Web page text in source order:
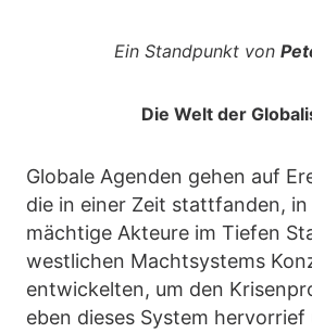
Ein Standpunkt von
Die Welt der
Globale Agenden gehen auf
die in einer Zeit stattfanden,
mächtige Akteure im Tiefen
westlichen Machtsystems
entwickelten, um den
eben dieses System hervorrief